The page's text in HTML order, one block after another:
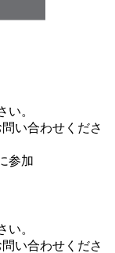
。
問い合わせくださ
参加
。
問い合わせくださ